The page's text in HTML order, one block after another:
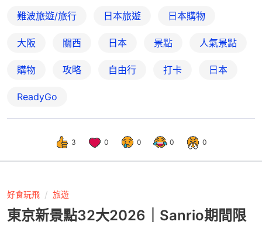
難波旅遊/旅行 日本旅遊 日本購物
大阪 關西 日本 景點 人氣景點
購物 攻略 自由行 打卡 日本
ReadyGo
3 0 0 0 0
好食玩飛 旅遊
東京新景點32大2026｜Sanrio期間限